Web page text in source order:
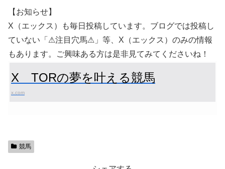
【お知らせ】
X（エックス）も毎日投稿しています。ブログでは投稿し
ていない「⚠注目穴馬⚠」等、X（エックス）のみの情報
もあります。ご興味ある方は是非見てみてくださいね！
X TORの夢を叶える競馬
x.com
競馬